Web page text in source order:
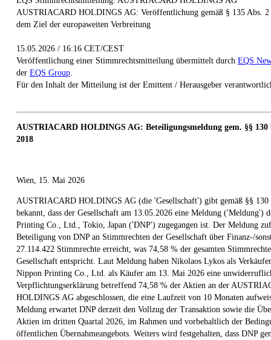
AUSTRIACARD HOLDINGS AG: Veröffentlichung gemäß § 135 Abs. 2
dem Ziel der europaweiten Verbreitung
15.05.2026 / 16:16 CET/CEST
Veröffentlichung einer Stimmrechtsmitteilung übermittelt durch EQS
der EQS Group
Für den Inhalt der Mitteilung ist der Emittent / Herausgeber
AUSTRIACARD HOLDINGS AG: Beteiligungsmeldung gem. §§ 130
2018
Wien, 15. Mai 2026
AUSTRIACARD HOLDINGS AG (die 'Gesellschaft') gibt gemäß §§ 130
bekannt, dass der Gesellschaft am 13.05.2026 eine Meldung ('Meldung')
Printing Co., Ltd., Tokio, Japan ('DNP') zugegangen ist. Der Meldung
Beteiligung von DNP an Stimmrechten der Gesellschaft über Finanz-/
27.114.422 Stimmrechte erreicht, was 74,58 % der gesamten
Gesellschaft entspricht. Laut Meldung haben Nikolaos Lykos als
Nippon Printing Co., Ltd. als Käufer am 13. Mai 2026 eine
Verpflichtungserklärung betreffend 74,58 % der Aktien an der
HOLDINGS AG abgeschlossen, die eine Laufzeit von 10 Monaten
Meldung erwartet DNP derzeit den Vollzug der Transaktion sowie die
Aktien im dritten Quartal 2026, im Rahmen und vorbehaltlich der
öffentlichen Übernahmeangebots. Weiters wird festgehalten, dass DNP